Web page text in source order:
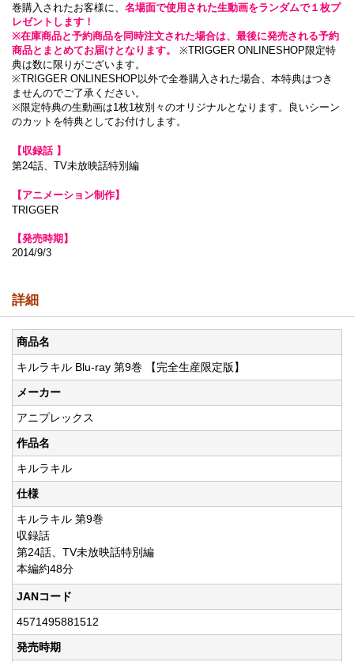
巻購入されたお客様に、 名場面で使用された生動画をランダムで１枚プ
レゼントします！
※在庫商品と予約商品を同時注文された場合は、最後に発売される予約
商品とまとめてお届けとなります。
※TRIGGER ONLINESHOP限定特
典は数に限りがございます。
※TRIGGER ONLINESHOP以外で全巻購入された場合、本特典はつき
ませんのでご了承ください。
※限定特典の生動画は1枚1枚別々のオリジナルとなります。良いシーン
のカットを特典としてお付けします。
【収録話 】
第24話、TV未放映話特別編
【アニメーション制作】
TRIGGER
【発売時期】
2014/9/3
詳細
商品名
キルラキル Blu-ray 第9巻 【完全生産限定版】
メーカー
アニプレックス
作品名
キルラキル
仕様
キルラキル 第9巻
収録話
第24話、TV未放映話特別編
本編約48分
JANコード
4571495881512
発売時期